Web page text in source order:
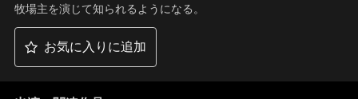
牧場主を演じて知られるようになる。
お気に入りに追加